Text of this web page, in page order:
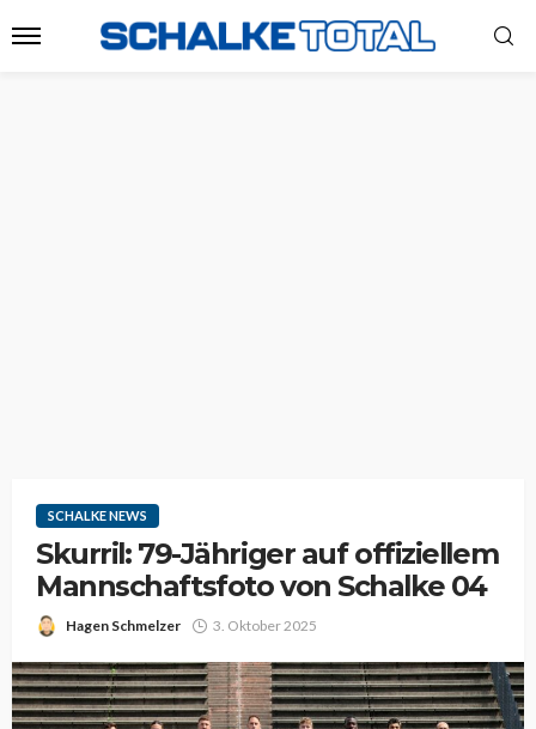
SCHALKE NEWS
Skurril: 79-Jähriger auf offiziellem
Mannschaftsfoto von Schalke 04
Hagen Schmelzer 3. Oktober 2025